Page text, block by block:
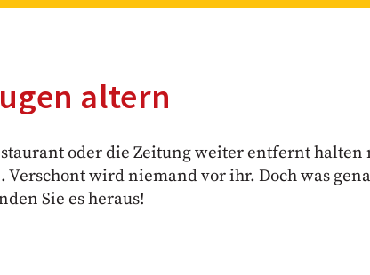
altern
oder die Zeitung weiter entfernt halten
wird niemand vor ihr. Doch was
Sie es heraus!